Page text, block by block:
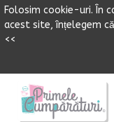
Folosim cookie-uri. n
acest site,înțelegem
<<